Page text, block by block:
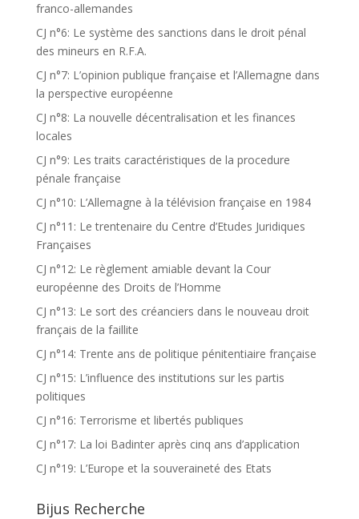
franco-allemandes
CJ n°6: Le système des sanctions dans le droit pénal
des mineurs en R.F.A.
CJ n°7: L’opinion publique française et l’Allemagne dans
la perspective européenne
CJ n°8: La nouvelle décentralisation et les finances
locales
CJ n°9: Les traits caractéristiques de la procedure
pénale française
CJ n°10: L’Allemagne à la télévision française en 1984
CJ n°11: Le trentenaire du Centre d’Etudes Juridiques
Françaises
CJ n°12: Le règlement amiable devant la Cour
européenne des Droits de l’Homme
CJ n°13: Le sort des créanciers dans le nouveau droit
français de la faillite
CJ n°14: Trente ans de politique pénitentiaire française
CJ n°15: L’influence des institutions sur les partis
politiques
CJ n°16: Terrorisme et libertés publiques
CJ n°17: La loi Badinter après cinq ans d’application
CJ n°19: L’Europe et la souveraineté des Etats
Bijus Recherche